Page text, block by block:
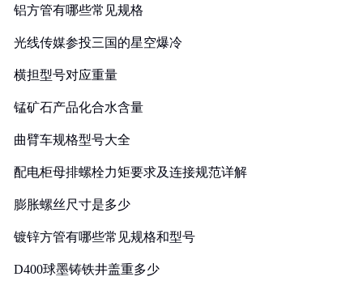
铝方管有哪些常见规格
光线传媒参投三国的星空爆冷
横担型号对应重量
锰矿石产品化合水含量
曲臂车规格型号大全
配电柜母排螺栓力矩要求及连接规范详解
膨胀螺丝尺寸是多少
镀锌方管有哪些常见规格和型号
D400球墨铸铁井盖重多少